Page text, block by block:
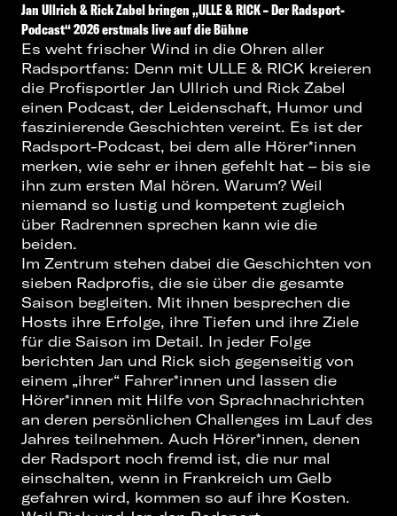
Jan Ullrich & Rick Zabel bringen „ULLE & RICK – Der Radsport-
Podcast“ 2026 erstmals live auf die Bühne
Es weht frischer Wind in die Ohren aller
Radsportfans: Denn mit ULLE & RICK kreieren
die Profisportler Jan Ullrich und Rick Zabel
einen Podcast, der Leidenschaft, Humor und
faszinierende Geschichten vereint. Es ist der
Radsport-Podcast, bei dem alle Hörer*innen
merken, wie sehr er ihnen gefehlt hat – bis sie
ihn zum ersten Mal hören. Warum? Weil
niemand so lustig und kompetent zugleich
über Radrennen sprechen kann wie die
beiden.
Im Zentrum stehen dabei die Geschichten von
sieben Radprofis, die sie über die gesamte
Saison begleiten. Mit ihnen besprechen die
Hosts ihre Erfolge, ihre Tiefen und ihre Ziele
für die Saison im Detail. In jeder Folge
berichten Jan und Rick sich gegenseitig von
einem „ihrer“ Fahrer*innen und lassen die
Hörer*innen mit Hilfe von Sprachnachrichten
an deren persönlichen Challenges im Lauf des
Jahres teilnehmen. Auch Hörer*innen, denen
der Radsport noch fremd ist, die nur mal
einschalten, wenn in Frankreich um Gelb
gefahren wird, kommen so auf ihre Kosten.